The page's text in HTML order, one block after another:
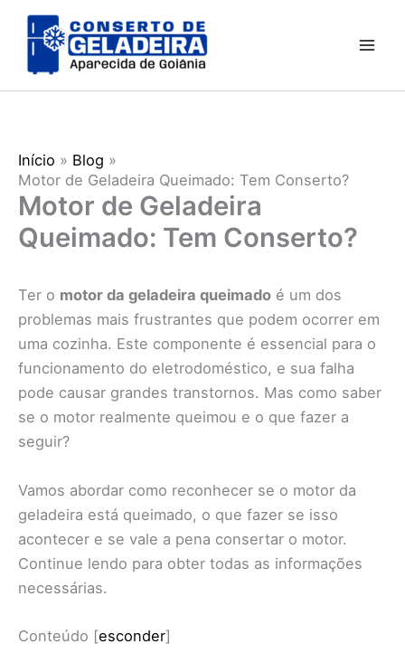
para
Início
Blog
Motor de Geladeira Queimado: Tem Conserto?
Motor de Geladeira
Queimado: Tem Conserto?
Ter o motor da geladeira queimado é um dos
problemas mais frustrantes que podem ocorrer em
uma cozinha. Este componente é essencial para o
funcionamento do eletrodoméstico, e sua falha
pode causar grandes transtornos. Mas como saber
se o motor realmente queimou e o que fazer a
seguir?
Vamos abordar como reconhecer se o motor da
geladeira está queimado, o que fazer se isso
acontecer e se vale a pena consertar o motor.
Continue lendo para obter todas as informações
necessárias.
Conteúdo [esconder]